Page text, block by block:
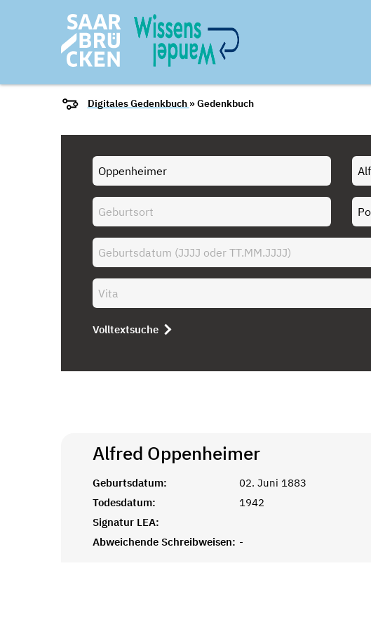
Digitales Gedenkbuch » Gedenkbuch
Volltextsuche
Alfred Oppenheimer
Geburtsdatum: 02. Juni 1883
Todesdatum:
1942
Signatur LEA:
Abweichende Schreibweisen: -